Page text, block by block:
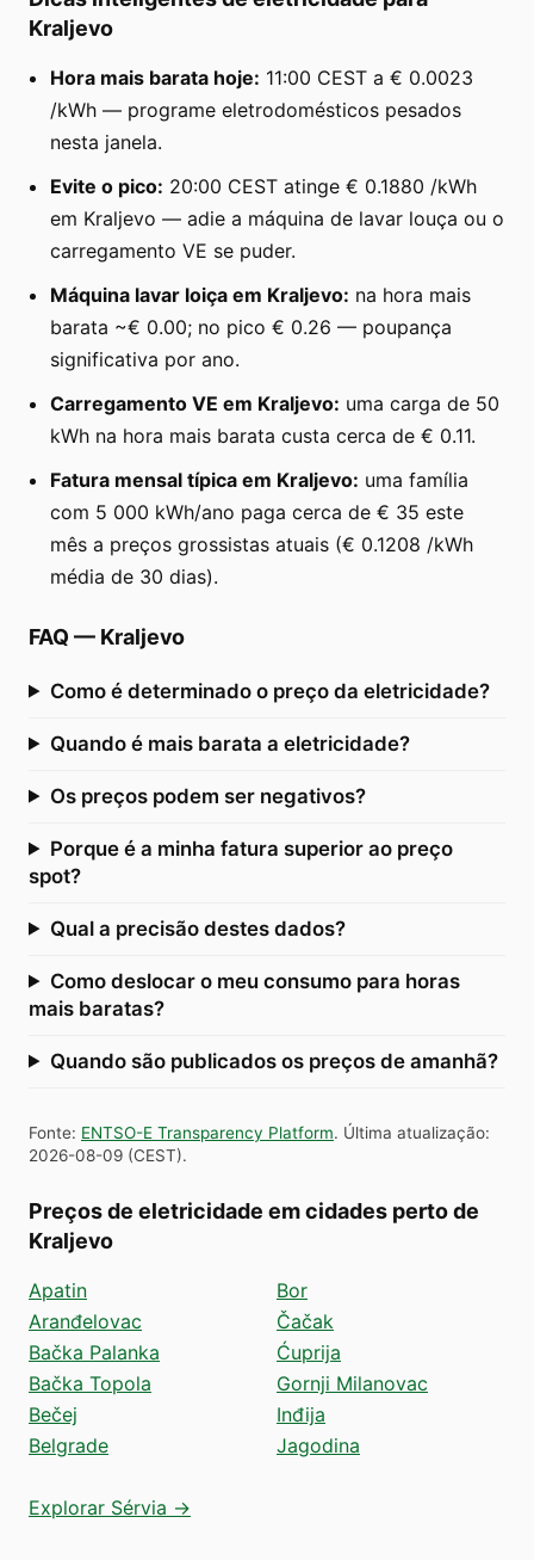
Kraljevo
Hora mais barata hoje: 11:00 CEST a € 0.0023
/kWh — programe eletrodomésticos pesados
nesta janela.
Evite o pico: 20:00 CEST atinge € 0.1880 /kWh
em Kraljevo — adie a máquina de lavar louça ou o
carregamento VE se puder.
Máquina lavar loiça em Kraljevo: na hora mais
barata ~€ 0.00; no pico € 0.26 — poupança
significativa por ano.
Carregamento VE em Kraljevo: uma carga de 50
kWh na hora mais barata custa cerca de € 0.11.
Fatura mensal típica em Kraljevo: uma família
com 5 000 kWh/ano paga cerca de € 35 este
mês a preços grossistas atuais (€ 0.1208 /kWh
média de 30 dias).
FAQ — Kraljevo
Como é determinado o preço da eletricidade?
Quando é mais barata a eletricidade?
Os preços podem ser negativos?
Porque é a minha fatura superior ao preço
spot?
Qual a precisão destes dados?
Como deslocar o meu consumo para horas
mais baratas?
Quando são publicados os preços de amanhã?
Fonte: ENTSO-E Transparency Platform. Última atualização:
2026-08-09 (CEST).
Preços de eletricidade em cidades perto de
Kraljevo
Apatin
Aranđelovac
Bačka Palanka
Bačka Topola
Bečej
Belgrade
Bor
Čačak
Ćuprija
Gornji Milanovac
Inđija
Jagodina
Explorar Sérvia →